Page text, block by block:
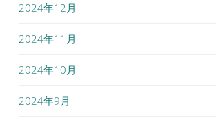
2024年12月
2024年11月
2024年10月
2024年9月